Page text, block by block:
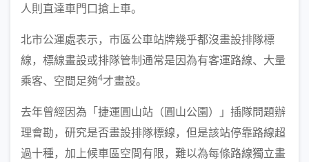
人則直達車門口搶上車。
北市公運處表示，市區公車站牌幾乎都沒畫設排隊標
線，標線畫設或排隊管制通常是因為有客運路線、大量
乘客、空間足夠4才畫設。
去年曾經因為「捷運圓山站（圓山公園）」插隊問題辦
理會勘，研究是否畫設排隊標線，但是該站停靠路線超
過十種，加上候車區空間有限，難以為每條路線獨立畫